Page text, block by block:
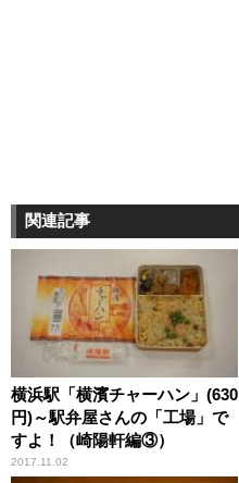
関連記事
横浜駅「横濱チャーハン」(630
円)～駅弁屋さんの「工場」で
すよ！（崎陽軒編③）
2017.11.02